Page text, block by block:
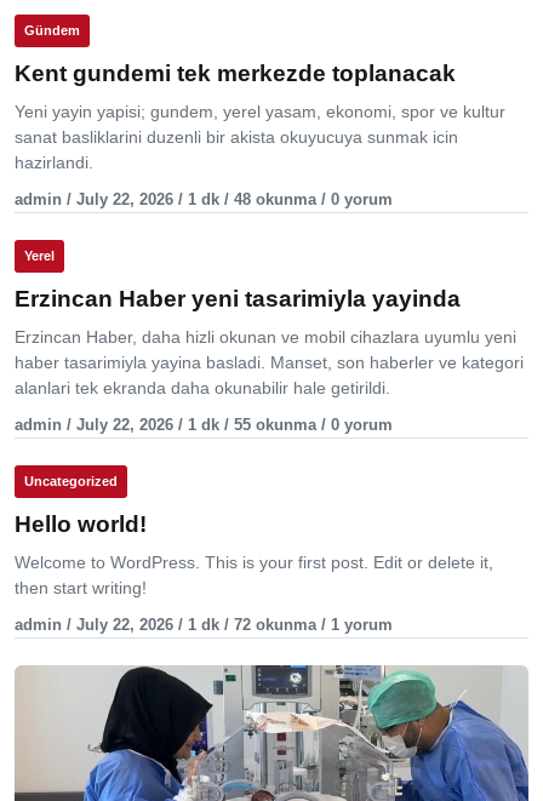
Gündem
Kent gundemi tek merkezde toplanacak
Yeni yayin yapisi; gundem, yerel yasam, ekonomi, spor ve kultur
sanat basliklarini duzenli bir akista okuyucuya sunmak icin
hazirlandi.
admin / July 22, 2026 / 1 dk / 48 okunma / 0 yorum
Yerel
Erzincan Haber yeni tasarimiyla yayinda
Erzincan Haber, daha hizli okunan ve mobil cihazlara uyumlu yeni
haber tasarimiyla yayina basladi. Manset, son haberler ve kategori
alanlari tek ekranda daha okunabilir hale getirildi.
admin / July 22, 2026 / 1 dk / 55 okunma / 0 yorum
Uncategorized
Hello world!
Welcome to WordPress. This is your first post. Edit or delete it,
then start writing!
admin / July 22, 2026 / 1 dk / 72 okunma / 1 yorum